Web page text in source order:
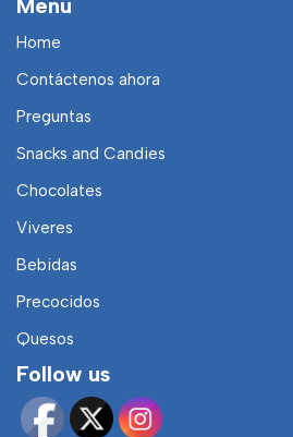
Menu
Home
Contáctenos ahora
Preguntas
Snacks and Candies
Chocolates
Viveres
Bebidas
Precocidos
Quesos
Follow us